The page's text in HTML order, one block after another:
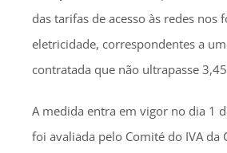
das tarifas de acesso às redes nos
eletricidade, correspondentes a
contratada que não ultrapasse
A medida entra em vigor no dia 1
foi avaliada pelo Comité do IVA da